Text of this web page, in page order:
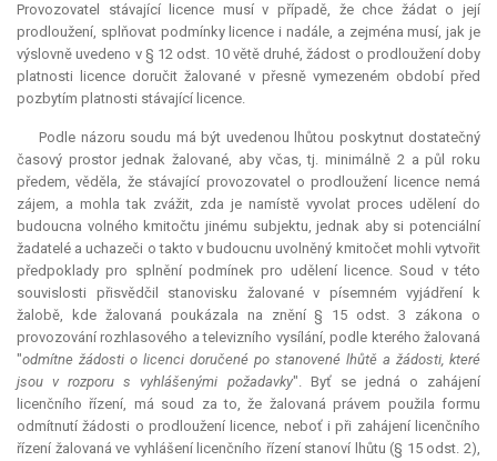
Provozovatel stávající licence musí v případě, že chce žádat o její
prodloužení, splňovat podmínky licence i nadále, a zejména musí, jak je
výslovně uvedeno v § 12 odst. 10 větě druhé, žádost o prodloužení doby
platnosti licence doručit žalované v přesně vymezeném období před
pozbytím platnosti stávající licence.
Podle názoru soudu má být uvedenou lhůtou poskytnut dostatečný
časový prostor jednak žalované, aby včas, tj. minimálně 2 a půl roku
předem, věděla, že stávající provozovatel o prodloužení licence nemá
zájem, a mohla tak zvážit, zda je namístě vyvolat proces udělení do
budoucna volného kmitočtu jinému subjektu, jednak aby si potenciální
žadatelé a uchazeči o takto v budoucnu uvolněný kmitočet mohli vytvořit
předpoklady pro splnění podmínek pro udělení licence. Soud v této
souvislosti přisvědčil stanovisku žalované v písemném vyjádření k
žalobě, kde žalovaná poukázala na znění § 15 odst. 3 zákona o
provozování rozhlasového a televizního vysílání, podle kterého žalovaná
"odmítne žádosti o licenci doručené po stanovené lhůtě a žádosti, které
jsou v rozporu s vyhlášenými požadavky". Byť se jedná o zahájení
licenčního řízení, má soud za to, že žalovaná právem použila formu
odmítnutí žádosti o prodloužení licence, neboť i při zahájení licenčního
řízení žalovaná ve vyhlášení licenčního řízení stanoví lhůtu (§ 15 odst. 2),